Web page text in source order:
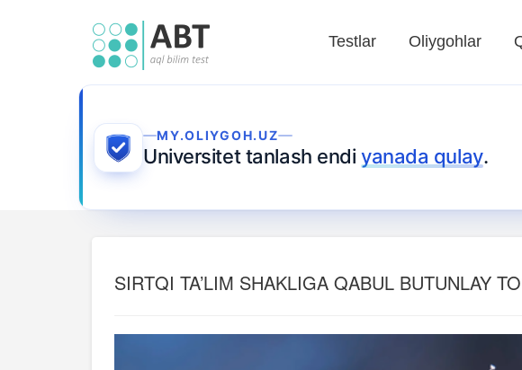
Testlar Oliygohlar
MY.OLIYGOH.UZ
Universitet tanlash endi yanada qulay.
SIRTQI TA’LIM SHAKLIGA QABUL BUTUNLAY